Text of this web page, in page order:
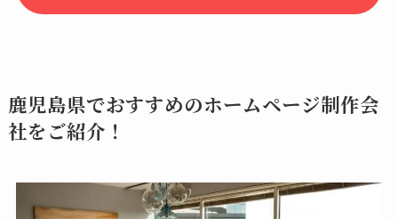
鹿児島県でおすすめのホームページ制作会
社をご紹介！